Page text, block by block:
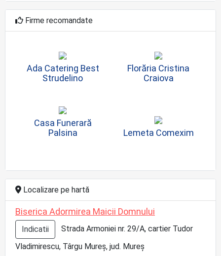
Firme recomandate
Ada Catering Best
Strudelino
Florăria Cristina
Craiova
Casa Funerară
Palsina
Lemeta Comexim
Localizare pe hartă
Biserica Adormirea Maicii Domnului
Indicatii
Strada Armoniei nr. 29/A, cartier Tudor
Vladimirescu, Târgu Mureş, jud. Mureş